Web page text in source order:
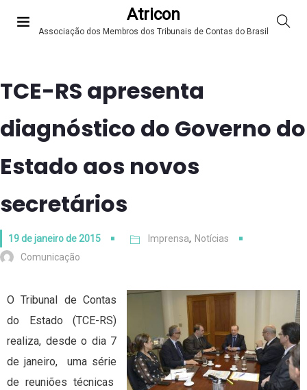
Atricon
Associação dos Membros dos Tribunais de Contas do Brasil
TCE-RS apresenta
diagnóstico do Governo do
Estado aos novos
secretários
19 de janeiro de 2015 Imprensa, Notícias
Comunicação
O Tribunal de Contas
do Estado (TCE-RS)
realiza, desde o dia 7
de janeiro, uma série
de reuniões técnicas